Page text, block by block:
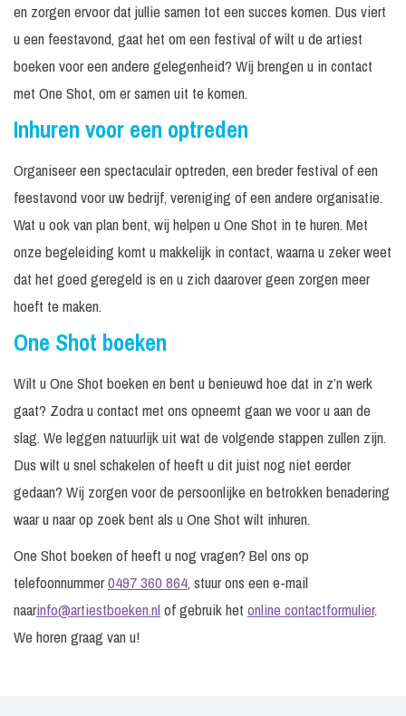
en zorgen ervoor dat jullie samen tot een succes komen. Dus viert
u een feestavond, gaat het om een festival of wilt u de artiest
boeken voor een andere gelegenheid? Wij brengen u in contact
met One Shot, om er samen uit te komen.
Inhuren voor een optreden
Organiseer een spectaculair optreden, een breder festival of een
feestavond voor uw bedrijf, vereniging of een andere organisatie.
Wat u ook van plan bent, wij helpen u One Shot in te huren. Met
onze begeleiding komt u makkelijk in contact, waarna u zeker weet
dat het goed geregeld is en u zich daarover geen zorgen meer
hoeft te maken.
One Shot boeken
Wilt u One Shot boeken en bent u benieuwd hoe dat in z’n werk
gaat? Zodra u contact met ons opneemt gaan we voor u aan de
slag. We leggen natuurlijk uit wat de volgende stappen zullen zijn.
Dus wilt u snel schakelen of heeft u dit juist nog niet eerder
gedaan? Wij zorgen voor de persoonlijke en betrokken benadering
waar u naar op zoek bent als u One Shot wilt inhuren.
One Shot boeken of heeft u nog vragen? Bel ons op
telefoonnummer0497 360 864, stuur ons een e-mail
naarinfo@artiestboeken.nlof gebruik het online contactformulier.
We horen graag van u!